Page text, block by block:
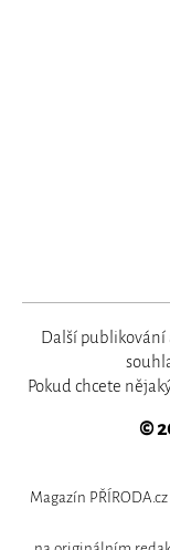
Další publikování
Pokud chcete
©
Magazín